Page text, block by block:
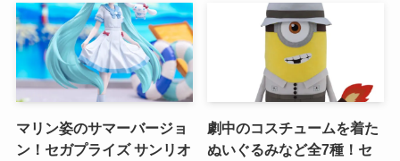
マリン姿のサマーバージョ
ン！セガプライズ サンリオ
劇中のコスチュームを着た
ぬいぐるみなど全7種！セ